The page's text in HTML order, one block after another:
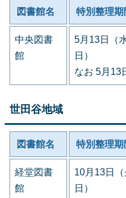
図書館名 特別整理期
中央図書
館
5月13日（
日）
なお 5月13
世田谷地域
図書館名 特別整理期
経堂図書
館
10月13日
日）